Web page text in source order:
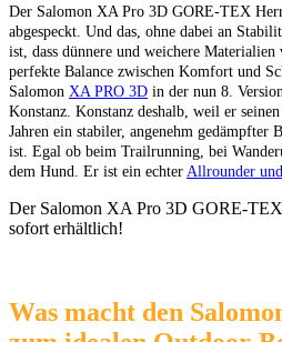
Der Salomon XA Pro 3D GORE-TEX
abgespeckt. Und das, ohne dabei an
ist, dass dünnere und weichere
perfekte Balance zwischen Komfort und
Salomon XA PRO 3D in der nun 8.
Konstanz. Konstanz deshalb, weil er
Jahren ein stabiler, angenehm gedämpfter
ist. Egal ob beim Trailrunning, bei
dem Hund. Er ist ein echter Allrounder
Der Salomon XA Pro 3D GORE-
sofort erhältlich!
Was macht den